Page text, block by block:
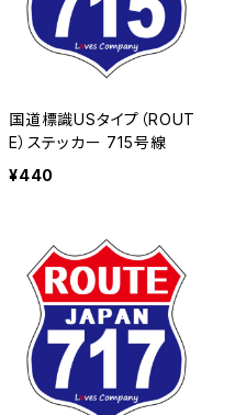
国道標識USタイプ（ROUT
E）ステッカー 715号線
¥440